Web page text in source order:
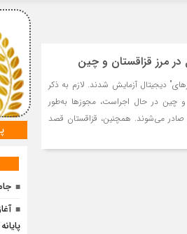
در مرز قزاقستان و چین
دیجیتال آزمایش شدند. لازم به ذکر
چین در حال اجراست، مجوزها به‌طور
می‌شوند. همچنین، قزاقستان قصد